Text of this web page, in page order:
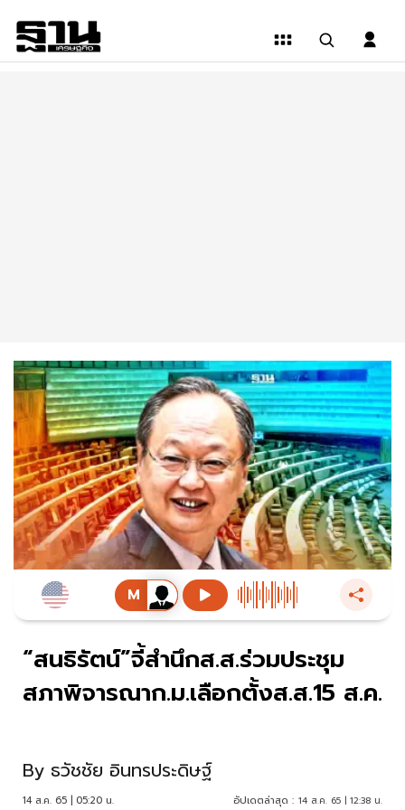
“สนธิรัตน์”จี้สำนึกส.ส.ร่วมประชุม
สภาพิจารณาก.ม.เลือกตั้งส.ส.15 ส.ค.
By ธวัชชัย อินทรประดิษฐ์
14 ส.ค. 65 | 05:20 น. อัปเดตล่าสุด : 14 ส.ค. 65 | 12:38 น.